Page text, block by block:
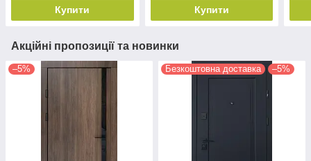
Купити Купити
Акційні пропозиції та новинки
–5% Безкоштовна доставка –5%